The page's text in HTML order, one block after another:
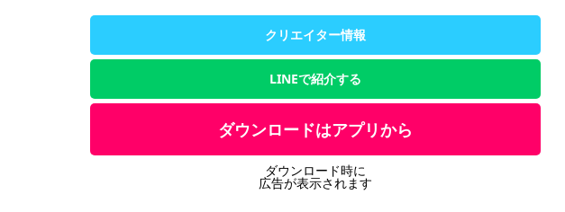
クリエイター情報
LINEで紹介する
ダウンロードはアプリから
ダウンロード時に
広告が表示されます